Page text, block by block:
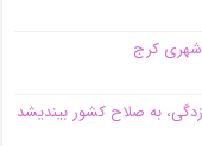
به صلاح کشور بیندیشد